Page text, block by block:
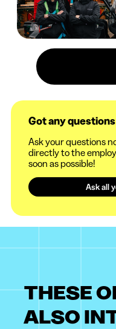
Got any
Ask your questions
directly to the
soon as possible!
Ask all
THESE
ALSO